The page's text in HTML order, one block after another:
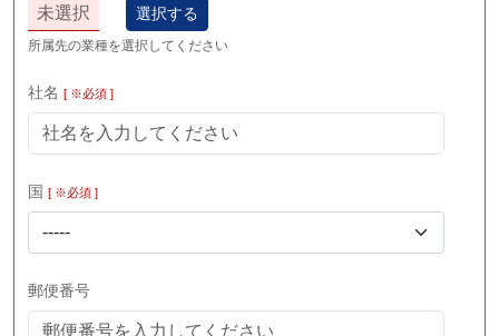
未選択 選択する
所属先の業種を選択してください
社名 [ ※必須 ]
国 [ ※必須 ]
-----
郵便番号